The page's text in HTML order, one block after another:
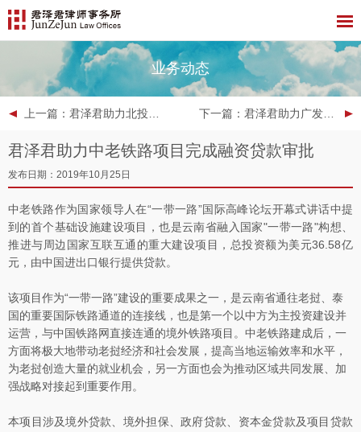
业务动态
上一篇 ：君泽君助力北投集团2019年度第一期资产支持票据成功发行 下一篇 ：君泽君助力广发银行发行450亿元永续债
君泽君助力中老铁路项目完成融资贷款审批
发布日期：2019年10月25日
中老铁路作为国家领导人在“一带一路”国际高峰论坛开幕式讲话中提
到的首个基础设施建设项目，也是云南省融入国家"一带一路"构想、
推进与周边国家互联互通的重大建设项目，总投资额为美元36.58亿
元，由中国进出口银行提供贷款。
该项目作为“一带一路”建设的重要成果之一，是云南省通往老挝、泰
国的重要国际铁路通道的连接线，也是第一个以中方为主投资建设并
运营，与中国铁路网直接连通的境外铁路项目。中老铁路建成后，一
方面将极大地带动老挝经济和社会发展，提高当地运输效率和水平，
为老挝创造大量的就业机会，另一方面也会为推动区域共同发展、加
强战略对接起到重要作用。
本项目涉及境外贷款、境外担保、政府贷款、资本金贷款及项目贷款